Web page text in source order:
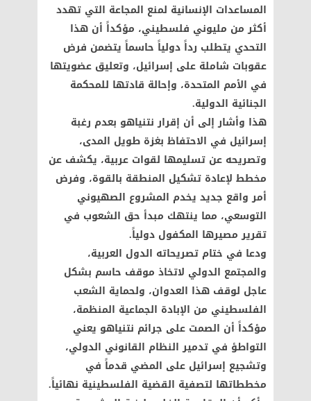
المساعدات الإنسانية لمنع المجاعة التي تهدد
أكثر من مليوني فلسطيني، مؤكداً أن هذا
التحدي يتطلب رداً دولياً حاسماً يتضمن فرض
عقوبات شاملة على إسرائيل، وتعليق عضويتها
في الأمم المتحدة، وإحالة قادتها للمحكمة
الجنائية الدولية.
هذا وأشار إلى أن إقرار نتنياهو بعدم رغبة
إسرائيل في الاحتفاظ بغزة طويل المدى،
وتصريحه عن تسليمها لقوات عربية، يكشف عن
مخطط لإعادة تشكيل المنطقة بالقوة، وفرض
أمر واقع جديد يخدم المشروع الصهيوني
التوسعي، مما ينتهك مبدأ حق الشعوب في
تقرير مصيرها المكفول دولياً.
ودعا في ختام تصريحاته الدول العربية،
والمجتمع الدولي لاتخاذ موقف حاسم بشكل
عاجل لوقف هذا العدوان، ولحماية الشعب
الفلسطيني من الإبادة الجماعية المنظمة،
مؤكداً أن الصمت على جرائم نتنياهو يعني
التواطؤ في تدمير النظام القانوني الدولي،
وتشجيع إسرائيل على المضي قدماً في
مخططاتها لتصفية القضية الفلسطينية نهائياً.